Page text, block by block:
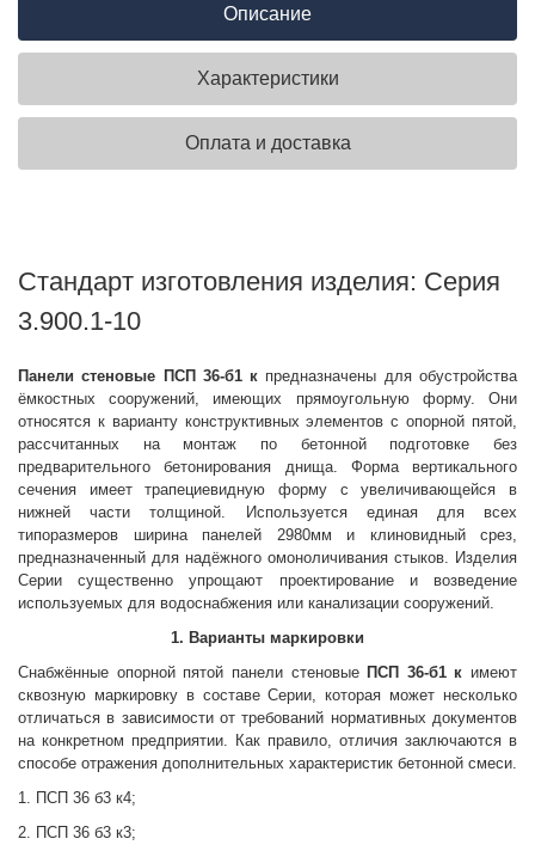
Описание
Характеристики
Оплата и доставка
Стандарт изготовления изделия: Серия
3.900.1-10
Панели стеновые ПСП 36-б1 к предназначены для обустройства
ёмкостных сооружений, имеющих прямоугольную форму. Они
относятся к варианту конструктивных элементов с опорной пятой,
рассчитанных на монтаж по бетонной подготовке без
предварительного бетонирования днища. Форма вертикального
сечения имеет трапециевидную форму с увеличивающейся в
нижней части толщиной. Используется единая для всех
типоразмеров ширина панелей 2980мм и клиновидный срез,
предназначенный для надёжного омоноличивания стыков. Изделия
Серии существенно упрощают проектирование и возведение
используемых для водоснабжения или канализации сооружений.
1. Варианты маркировки
Снабжённые опорной пятой панели стеновые ПСП 36-б1 к имеют
сквозную маркировку в составе Серии, которая может несколько
отличаться в зависимости от требований нормативных документов
на конкретном предприятии. Как правило, отличия заключаются в
способе отражения дополнительных характеристик бетонной смеси.
1. ПСП 36 б3 к4;
2. ПСП 36 б3 к3;